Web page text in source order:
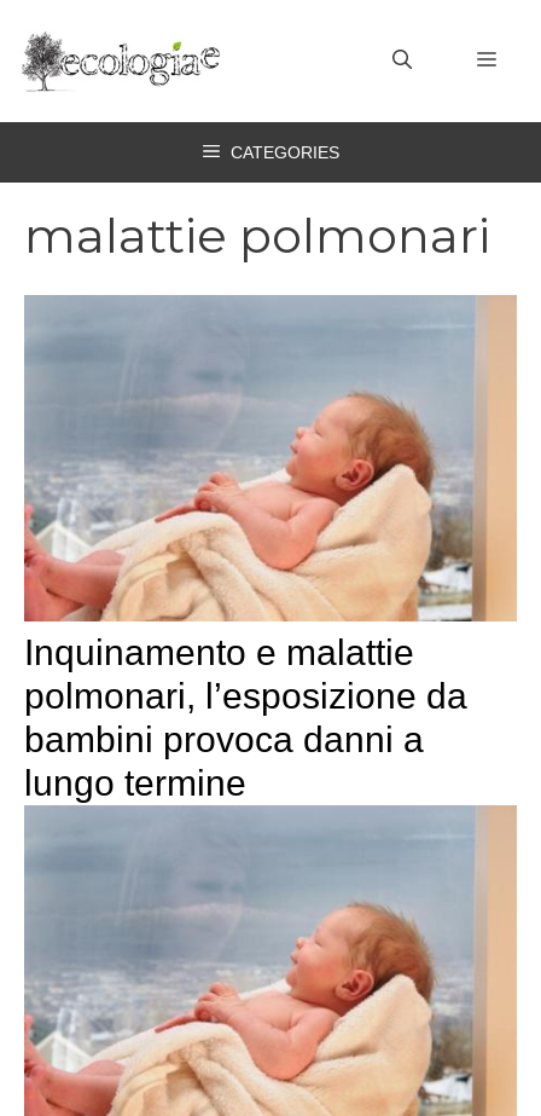
contenuto
CATEGORIES
malattie polmonari
Inquinamento e malattie
polmonari, l’esposizione da
bambini provoca danni a
lungo termine